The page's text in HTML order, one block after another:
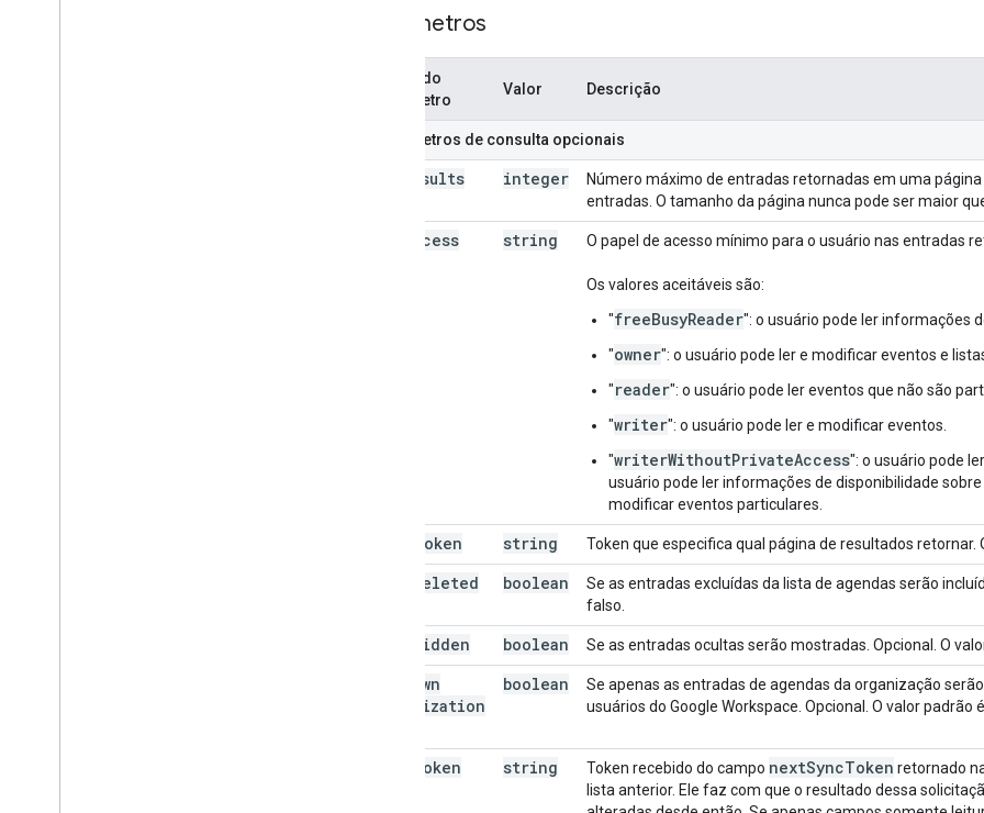
Parâmetros
Nome do
parâmetro
Valor Descrição
Parâmetros de consulta opcionais
Results integer
Número máximo de entradas retornadas em uma
entradas. O tamanho da página nunca pode ser maior
Access
string O papel de acesso mínimo para o usuário nas entradas
Os valores aceitáveis são:
"freeBusyReader": o usuário pode ler informações
"owner": o usuário pode ler e modificar eventos e
"reader": o usuário pode ler eventos que não são
"writer": o usuário pode ler e modificar eventos.
"writerWithoutPrivateAccess": o usuário pode
usuário pode ler informações de disponibilidade
modificar eventos particulares.
Token string Token que especifica qual página de resultados retornar.
Deleted boolean
Se as entradas excluídas da lista de agendas serão
falso.
Hidden boolean Se as entradas ocultas serão mostradas. Opcional. O
Own
Organization
boolean
Se apenas as entradas de agendas da organização
usuários do Google Workspace. Opcional. O valor padrão
Token string Token recebido do campo nextSyncToken retornado
lista anterior. Ele faz com que o resultado dessa